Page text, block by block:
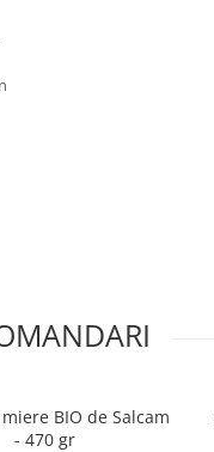
BIO de Salcam
- 470 gr